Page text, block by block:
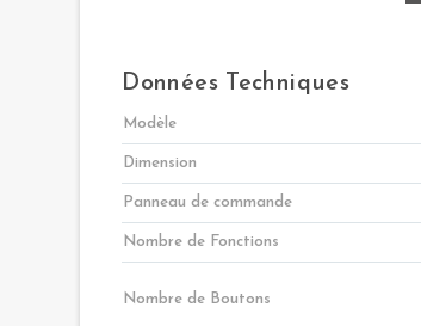
Données Techniques
Modèle
Dimension
Panneau de commande
Nombre de Fonctions
Nombre de Boutons